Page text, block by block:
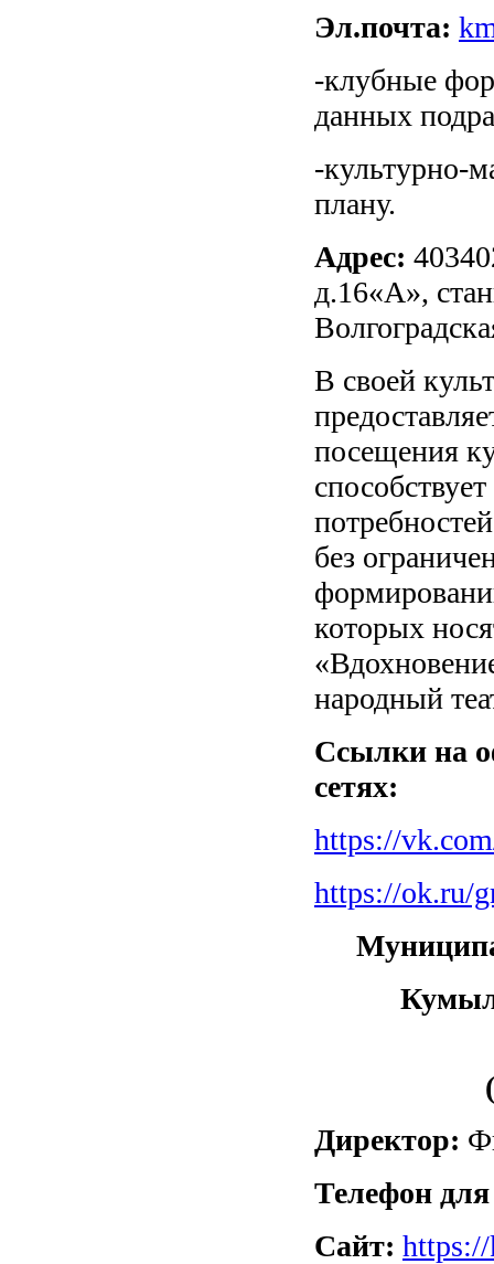
Эл.почта:
-клубные
данных
-культурно-
плану.
Адрес:
д.16«А»,
В своей
посещения
без
которых
народный
Ссылки на
сетях:
https://
https://ok.ru/
Директор:
Телефон
Сайт: https://